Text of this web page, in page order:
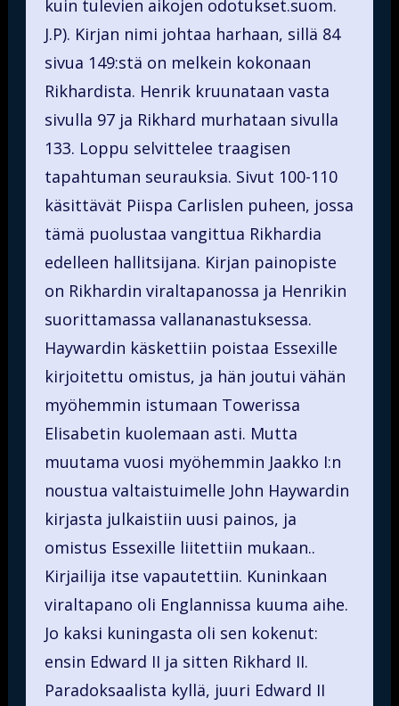
kuin tulevien aikojen odotukset.suom.
J.P). Kirjan nimi johtaa harhaan, sillä 84
sivua 149:stä on melkein kokonaan
Rikhardista. Henrik kruunataan vasta
sivulla 97 ja Rikhard murhataan sivulla
133. Loppu selvittelee traagisen
tapahtuman seurauksia. Sivut 100-110
käsittävät Piispa Carlislen puheen, jossa
tämä puolustaa vangittua Rikhardia
edelleen hallitsijana. Kirjan painopiste
on Rikhardin viraltapanossa ja Henrikin
suorittamassa vallananastuksessa.
Haywardin käskettiin poistaa Essexille
kirjoitettu omistus, ja hän joutui vähän
myöhemmin istumaan Towerissa
Elisabetin kuolemaan asti. Mutta
muutama vuosi myöhemmin Jaakko I:n
noustua valtaistuimelle John Haywardin
kirjasta julkaistiin uusi painos, ja
omistus Essexille liitettiin mukaan..
Kirjailija itse vapautettiin. Kuninkaan
viraltapano oli Englannissa kuuma aihe.
Jo kaksi kuningasta oli sen kokenut:
ensin Edward II ja sitten Rikhard II.
Paradoksaalista kyllä, juuri Edward II